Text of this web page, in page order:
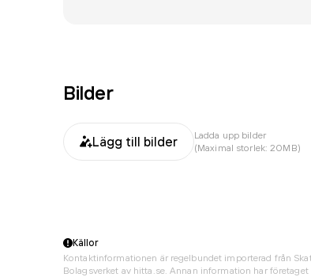
Bilder
Lägg till bilder
Ladda upp bilder
(Maximal storlek: 20MB)
Källor
Kontaktinformationen är regelbundet importerad från
Bolagsverket av hitta.se. Annan information har